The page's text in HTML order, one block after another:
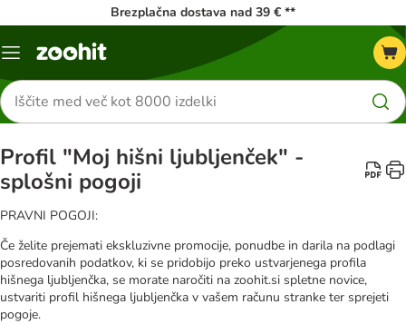
Brezplačna dostava nad 39 € **
Meni
Iskanje
izdelkov
Profil "Moj hišni ljubljenček" -
splošni pogoji
PRAVNI POGOJI:
Če želite prejemati ekskluzivne promocije, ponudbe in darila na podlagi
posredovanih podatkov, ki se pridobijo preko ustvarjenega profila
hišnega ljubljenčka, se morate naročiti na zoohit.si spletne novice,
ustvariti profil hišnega ljubljenčka v vašem računu stranke ter sprejeti
pogoje.